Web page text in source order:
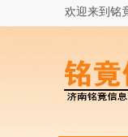
欢迎来到铭